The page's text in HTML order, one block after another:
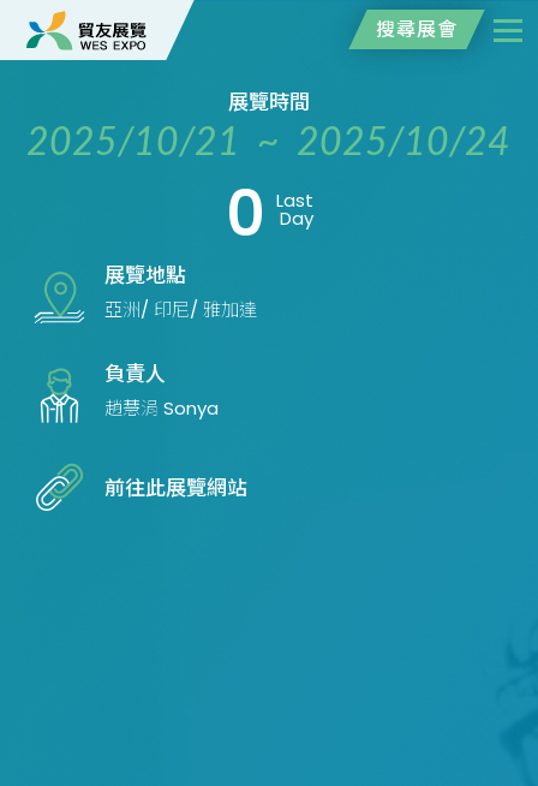
搜尋展會
展覽時間
2025/10/21 ~ 2025/10/24
0 Last
Day
展覽地點
亞洲/ 印尼/ 雅加達
負責人
趙慧涓 Sonya
前往此展覽網站